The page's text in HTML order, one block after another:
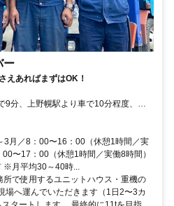
ー
えあればまずはOK！
9分、上野幌駅より車で10分程度、札
月／8：00〜16：00（休憩1時間／実
〜17：00（休憩1時間／実働8時間）
※月平均30～40時...
で使用するユニットハウス・重機の
場へ運んでいただきます（1日2〜3カ